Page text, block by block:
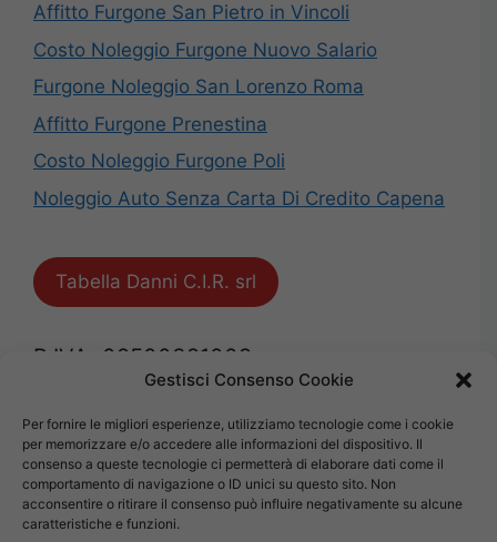
Gestisci Consenso Cookie
Per fornire le migliori esperienze, utilizziamo tecnologie come i cookie
per memorizzare e/o accedere alle informazioni del dispositivo. Il
consenso a queste tecnologie ci permetterà di elaborare dati come il
comportamento di navigazione o ID unici su questo sito. Non
acconsentire o ritirare il consenso può influire negativamente su alcune
caratteristiche e funzioni.
Affitto Furgone San Pietro in Vincoli
Costo Noleggio Furgone Nuovo Salario
Furgone Noleggio San Lorenzo Roma
Affitto Furgone Prenestina
Costo Noleggio Furgone Poli
Noleggio Auto Senza Carta Di Credito Capena
Tabella Danni C.I.R. srl
P.IVA: 09500391009
Mappa del Sito
Privacy
Cookie Policy (UE)